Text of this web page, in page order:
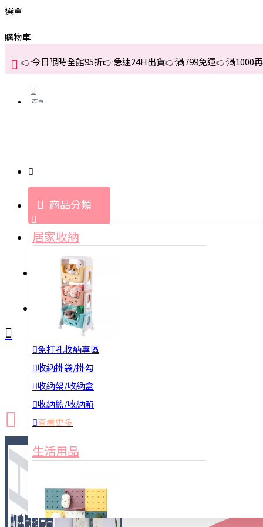
選單
購物車
👉今日限時全館95折👉急速24H出貨👉滿799免運👉滿1000
首頁
商品分類
居家收納
免打孔收納專區
收納掛袋/掛勾
收納架/收納盒
收納籃/收納箱
查看更多
生活用品
登入
新品上市